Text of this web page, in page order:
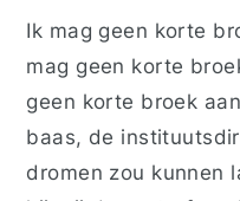
Ik mag geen korte
mag geen korte
geen korte broek
baas, de
dromen zou kunnen